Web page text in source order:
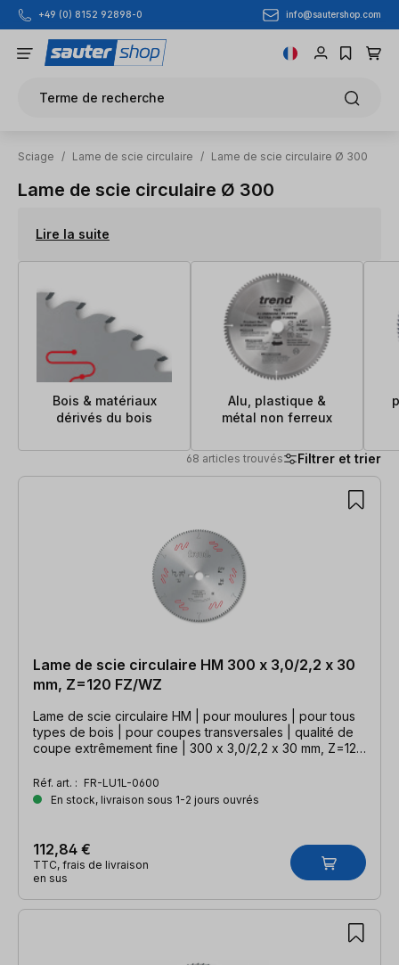
Passer au contenu principal
+49 (0) 8152 92898-0 info@sautershop.com
Terme de recherche
Sciage / Lame de scie circulaire / Lame de scie circulaire Ø 300
Lame de scie circulaire Ø 300
Lire la suite
Bois & matériaux
dérivés du bois
Alu, plastique &
métal non ferreux
68 articles trouvés Filtrer et trier
68 articles trouvés
Lame de scie circulaire HM 300 x 3,0/2,2 x 30
mm, Z=120 FZ/WZ
Lame de scie circulaire HM | pour moulures | pour tous
types de bois | pour coupes transversales | qualité de
coupe extrêmement fine | 300 x 3,0/2,2 x 30 mm, Z=120
Réf. art. : FR-LU1L-0600
En stock, livraison sous 1-2 jours ouvrés
112,84 €
TTC, frais de livraison
en sus